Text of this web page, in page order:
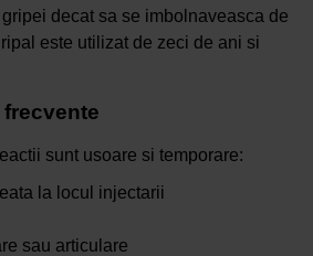
decat sa se imbolnaveasca de
este utilizat de zeci de ani si
sunt usoare si temporare:
la locul injectarii
sau articulare